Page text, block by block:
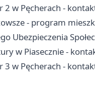
2 w Pęcherach -
- program
Ubezpieczenia
w Piasecznie -
3 w Pęcherach -